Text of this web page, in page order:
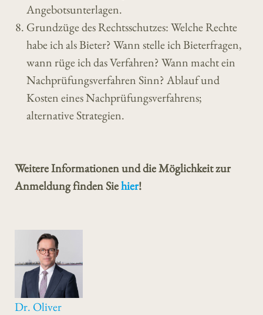
Angebotsunterlagen.
Grundzüge des Rechtsschutzes: Welche Rechte
habe ich als Bieter? Wann stelle ich Bieterfragen,
wann rüge ich das Verfahren? Wann macht ein
Nachprüfungsverfahren Sinn? Ablauf und
Kosten eines Nachprüfungsverfahrens;
alternative Strategien.
Weitere Informationen und die Möglichkeit zur
Anmeldung finden Siehier!
Dr. Oliver